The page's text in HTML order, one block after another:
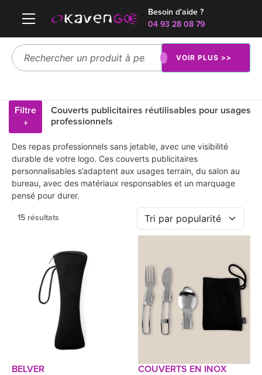
Besoin d'aide ?
04 93 28 08 79
VOIR PLUS >>
Filtre
+
Couverts publicitaires réutilisables pour usages
professionnels
Des repas professionnels sans jetable, avec une visibilité
durable de votre logo. Ces couverts publicitaires
personnalisables s’adaptent aux usages terrain, du salon au
bureau, avec des matériaux responsables et un marquage
pensé pour durer.
15 résultats
BELVER
COUVERTS EN INOX